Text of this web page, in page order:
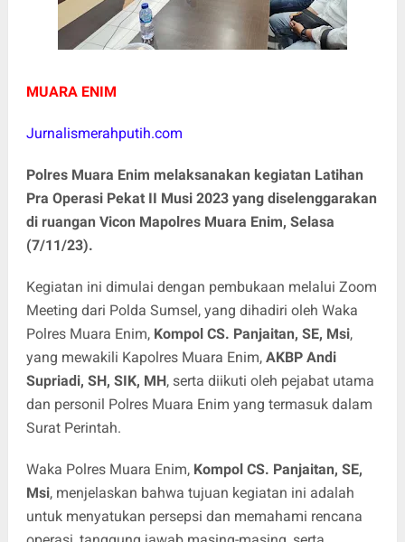
MUARA ENIM
Jurnalismerahputih.com
Polres Muara Enim melaksanakan kegiatan Latihan
Pra Operasi Pekat II Musi 2023 yang diselenggarakan
di ruangan Vicon Mapolres Muara Enim, Selasa
(7/11/23).
Kegiatan ini dimulai dengan pembukaan melalui Zoom
Meeting dari Polda Sumsel, yang dihadiri oleh Waka
Polres Muara Enim, Kompol CS. Panjaitan, SE, Msi,
yang mewakili Kapolres Muara Enim, AKBP Andi
Supriadi, SH, SIK, MH, serta diikuti oleh pejabat utama
dan personil Polres Muara Enim yang termasuk dalam
Surat Perintah.
Waka Polres Muara Enim, Kompol CS. Panjaitan, SE,
Msi, menjelaskan bahwa tujuan kegiatan ini adalah
untuk menyatukan persepsi dan memahami rencana